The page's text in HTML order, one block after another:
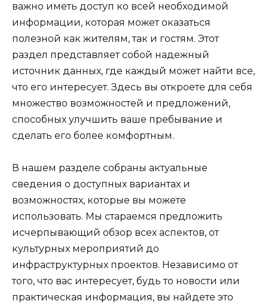
важно иметь доступ ко всей необходимой
информации, которая может оказаться
полезной как жителям, так и гостям. Этот
раздел представляет собой надежный
источник данных, где каждый может найти все,
что его интересует. Здесь вы откроете для себя
множество возможностей и предложений,
способных улучшить ваше пребывание и
сделать его более комфортным.
В нашем разделе собраны актуальные
сведения о доступных вариантах и
возможностях, которые вы можете
использовать. Мы стараемся предложить
исчерпывающий обзор всех аспектов, от
культурных мероприятий до
инфраструктурных проектов. Независимо от
того, что вас интересует, будь то новости или
практическая информация, вы найдете это